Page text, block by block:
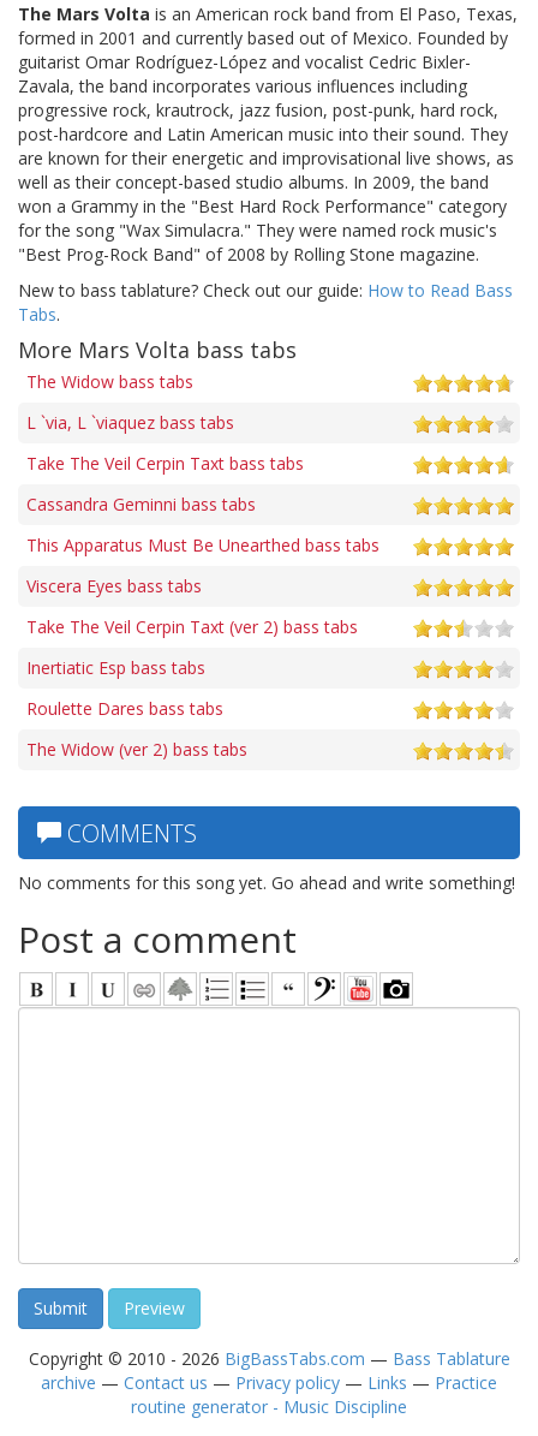
The Mars Volta is an American rock band from El Paso, Texas,
formed in 2001 and currently based out of Mexico. Founded by
guitarist Omar Rodríguez-López and vocalist Cedric Bixler-
Zavala, the band incorporates various influences including
progressive rock, krautrock, jazz fusion, post-punk, hard rock,
post-hardcore and Latin American music into their sound. They
are known for their energetic and improvisational live shows, as
well as their concept-based studio albums. In 2009, the band
won a Grammy in the "Best Hard Rock Performance" category
for the song "Wax Simulacra." They were named rock music's
"Best Prog-Rock Band" of 2008 by Rolling Stone magazine.
New to bass tablature? Check out our guide: How to Read Bass
Tabs.
More Mars Volta bass tabs
The Widow bass tabs
L `via, L `viaquez bass tabs
Take The Veil Cerpin Taxt bass tabs
Cassandra Geminni bass tabs
This Apparatus Must Be Unearthed bass tabs
Viscera Eyes bass tabs
Take The Veil Cerpin Taxt (ver 2) bass tabs
Inertiatic Esp bass tabs
Roulette Dares bass tabs
The Widow (ver 2) bass tabs
COMMENTS
No comments for this song yet. Go ahead and write something!
Post a comment
Copyright © 2010 - 2026 BigBassTabs.com — Bass Tablature
archive — Contact us — Privacy policy — Links — Practice
routine generator - Music Discipline